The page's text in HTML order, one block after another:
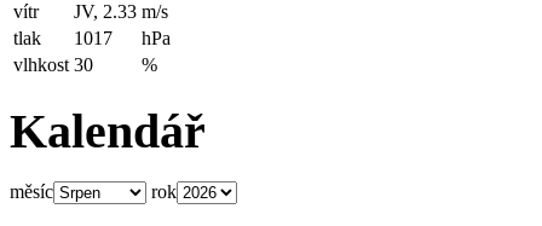
vítr JV, 2.33 m/s
tlak
1017
hPa
vlhkost 30 %
Kalendář
měsíc rok